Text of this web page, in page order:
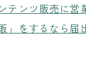
テンツ販売に営
」をするなら届